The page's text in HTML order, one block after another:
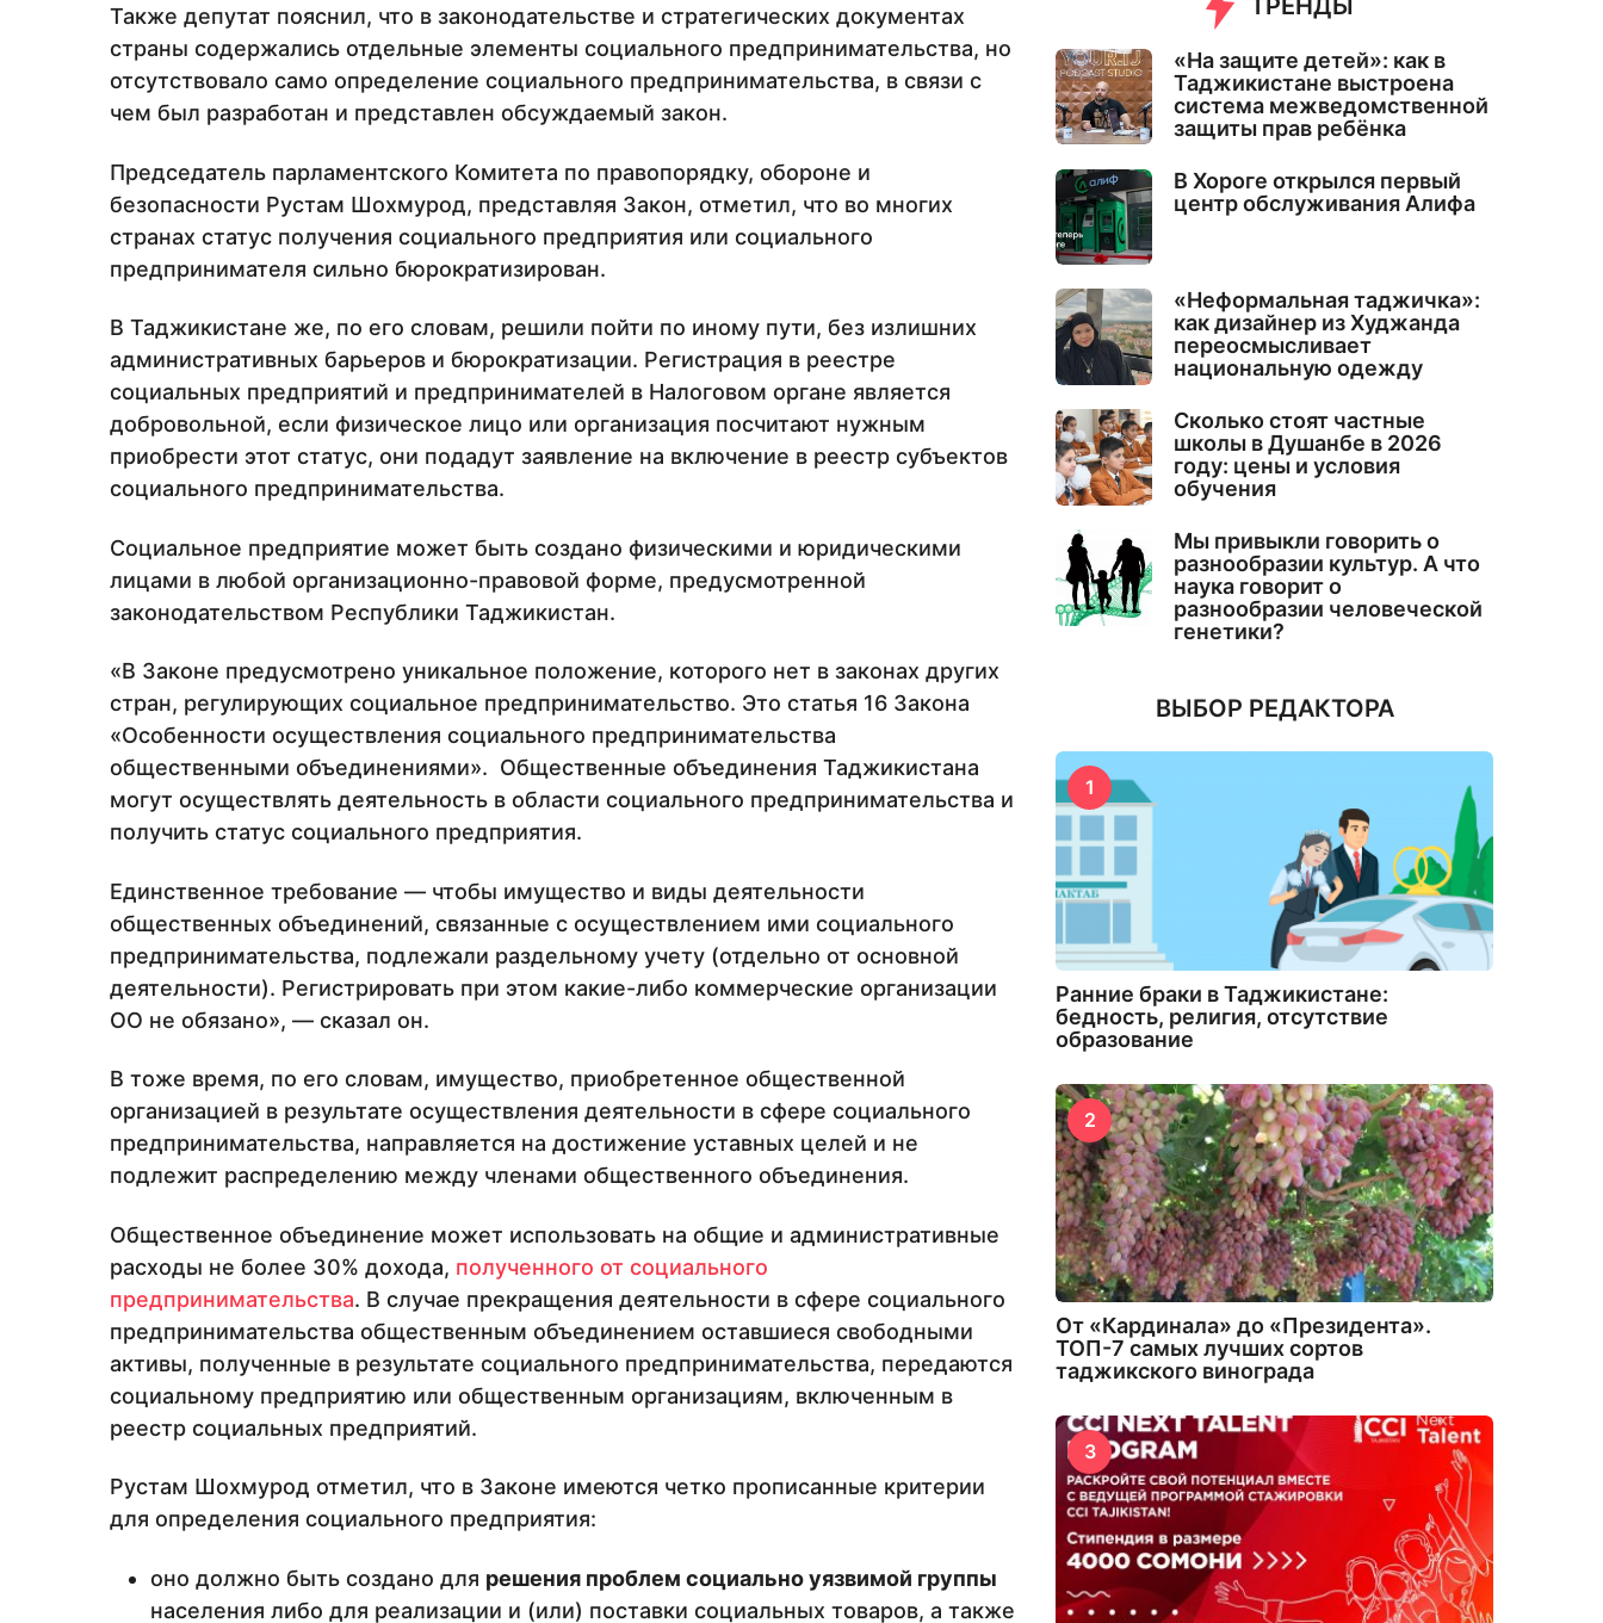
Также депутат пояснил, что в законодательстве и стратегических документах
страны содержались отдельные элементы социального предпринимательства, но
отсутствовало само определение социального предпринимательства, в связи с
чем был разработан и представлен обсуждаемый закон.
Председатель парламентского Комитета по правопорядку, обороне и
безопасности Рустам Шохмурод, представляя Закон, отметил, что во многих
странах статус получения социального предприятия или социального
предпринимателя сильно бюрократизирован.
В Таджикистане же, по его словам, решили пойти по иному пути, без излишних
административных барьеров и бюрократизации. Регистрация в реестре
социальных предприятий и предпринимателей в Налоговом органе является
добровольной, если физическое лицо или организация посчитают нужным
приобрести этот статус, они подадут заявление на включение в реестр субъектов
социального предпринимательства.
Социальное предприятие может быть создано физическими и юридическими
лицами в любой организационно-правовой форме, предусмотренной
законодательством Республики Таджикистан.
«В Законе предусмотрено уникальное положение, которого нет в законах других
стран, регулирующих социальное предпринимательство. Это статья 16 Закона
«Особенности осуществления социального предпринимательства
общественными объединениями». Общественные объединения Таджикистана
могут осуществлять деятельность в области социального предпринимательства и
получить статус социального предприятия.
Единственное требование — чтобы имущество и виды деятельности
общественных объединений, связанные с осуществлением ими социального
предпринимательства, подлежали раздельному учету (отдельно от основной
деятельности). Регистрировать при этом какие-либо коммерческие организации
ОО не обязано», — сказал он.
В тоже время, по его словам, имущество, приобретенное общественной
организацией в результате осуществления деятельности в сфере социального
предпринимательства, направляется на достижение уставных целей и не
подлежит распределению между членами общественного объединения.
Общественное объединение может использовать на общие и административные
расходы не более 30% дохода, полученного от социального
предпринимательства. В случае прекращения деятельности в сфере социального
предпринимательства общественным объединением оставшиеся свободными
активы, полученные в результате социального предпринимательства, передаются
социальному предприятию или общественным организациям, включенным в
реестр социальных предприятий.
Рустам Шохмурод отметил, что в Законе имеются четко прописанные критерии
для определения социального предприятия:
оно должно быть создано для решения проблем социально уязвимой группы
населения либо для реализации и (или) поставки социальных товаров, а также
«На защите детей»: как в
Таджикистане выстроена
система межведомственной
защиты прав ребёнка
В Хороге открылся первый
центр обслуживания Алифа
«Неформальная таджичка»:
как дизайнер из Худжанда
переосмысливает
национальную одежду
Сколько стоят частные
школы в Душанбе в 2026
году: цены и условия
обучения
Мы привыкли говорить о
разнообразии культур. А что
наука говорит о
разнообразии человеческой
генетики?
ВЫБОР РЕДАКТОРА
1
Ранние браки в Таджикистане:
бедность, религия, отсутствие
образование
2
От «Кардинала» до «Президента».
ТОП-7 самых лучших сортов
таджикского винограда
3